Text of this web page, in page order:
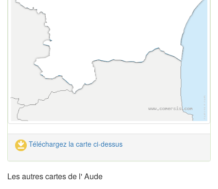
Téléchargez la carte ci-dessus
Les autres cartes de l' Aude